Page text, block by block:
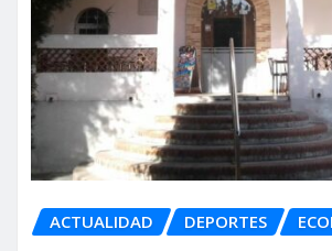
ACTUALIDAD DEPORTES